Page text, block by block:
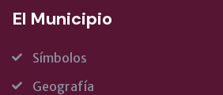
El Municipio
Símbolos
Geografía